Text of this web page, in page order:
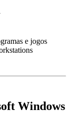
e jogos
Windows